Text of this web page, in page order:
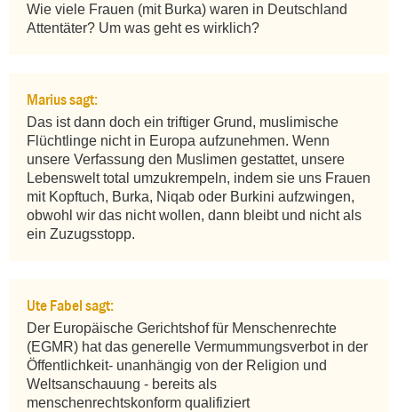
Wie viele Frauen (mit Burka) waren in Deutschland
Attentäter? Um was geht es wirklich?
Marius sagt:
Das ist dann doch ein triftiger Grund, muslimische
Flüchtlinge nicht in Europa aufzunehmen. Wenn
unsere Verfassung den Muslimen gestattet, unsere
Lebenswelt total umzukrempeln, indem sie uns Frauen
mit Kopftuch, Burka, Niqab oder Burkini aufzwingen,
obwohl wir das nicht wollen, dann bleibt und nicht als
ein Zuzugsstopp.
Ute Fabel sagt:
Der Europäische Gerichtshof für Menschenrechte
(EGMR) hat das generelle Vermummungsverbot in der
Öffentlichkeit- unanhängig von der Religion und
Weltsanschauung - bereits als
menschenrechtskonform qualifiziert